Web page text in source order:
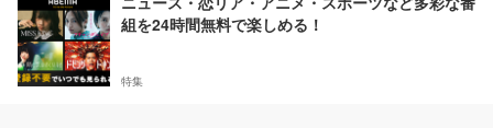
組を24時間無料で楽しめる！
特集